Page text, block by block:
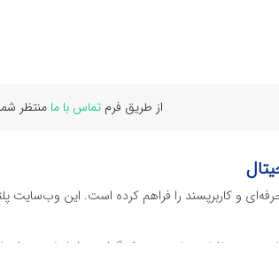
از طریق فرمتماس با ما منتظر
و کاربرپسند را فراهم کرده است. این وب‌سایت‌
نرم افراهای ادیت ویدئو گرفته تا فایل لایه باز